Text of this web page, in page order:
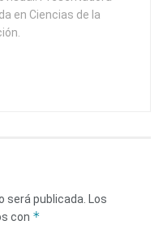
en Ciencias de la
será publicada.
Los
con *